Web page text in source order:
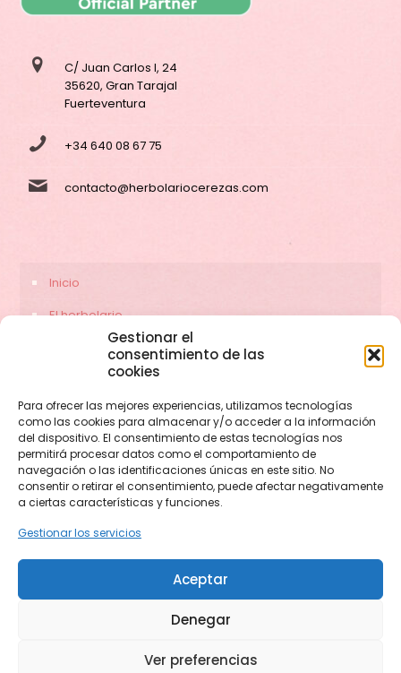
Gestionar el
consentimiento de las
cookies
Para ofrecer las mejores experiencias, utilizamos tecnologías
como las cookies para almacenar y/o acceder a la información
del dispositivo. El consentimiento de estas tecnologías nos
permitirá procesar datos como el comportamiento de
navegación o las identificaciones únicas en este sitio. No
consentir o retirar el consentimiento, puede afectar negativamente
a ciertas características y funciones.
Gestionar los servicios
Aceptar
Denegar
Ver preferencias
C/ Juan Carlos I, 24
35620, Gran Tarajal
Fuerteventura
+34 640 08 67 75
contacto@herbolariocerezas.com
Inicio
El herbolario
© 2026 herbolariocerezas.com. Todos los derechos
reservados.
Web diseñada porAragon Marketing
Política de privacidad
Condiciones de envío
Política de devolución